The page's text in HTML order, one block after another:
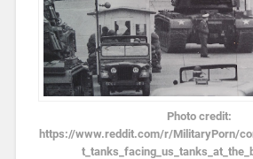
Photo credit:
https://www.reddit.com/r/MilitaryPorn/